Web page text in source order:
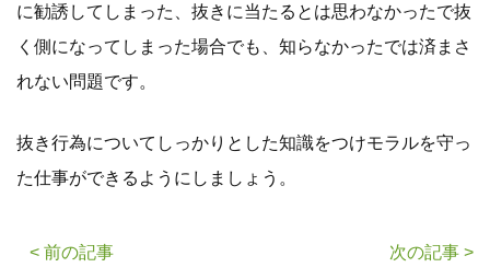
に勧誘してしまった、抜きに当たるとは思わなかったで抜
く側になってしまった場合でも、知らなかったでは済まさ
れない問題です。
抜き行為についてしっかりとした知識をつけモラルを守っ
た仕事ができるようにしましょう。
< 前の記事 次の記事 >